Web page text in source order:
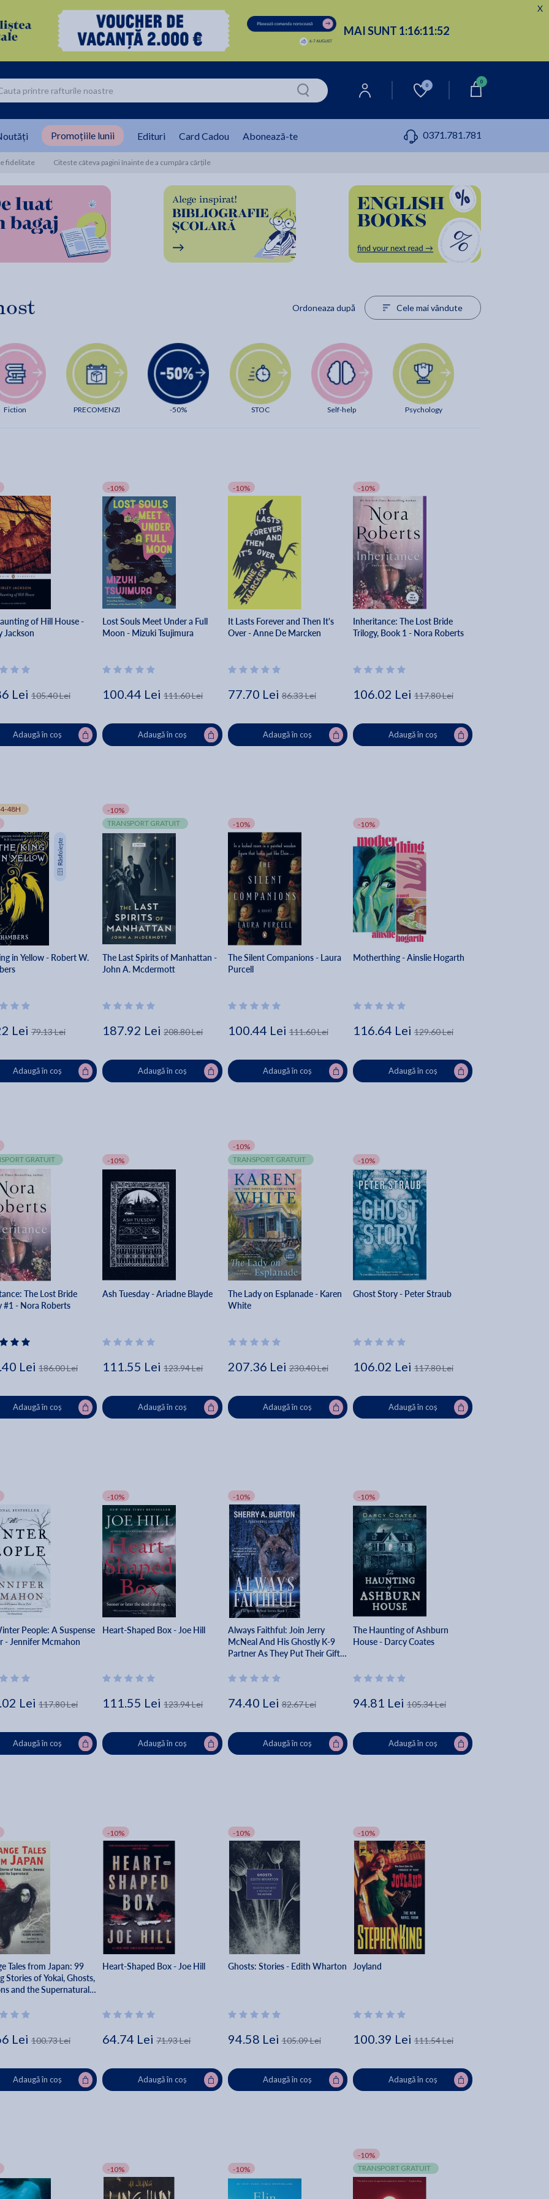
MAI SUNT 1:16:11:51
X
0
0
Promoțiile lunii Edituri Card Cadou Abonează-te 0371.781.781
fidelitate Citeste câteva pagini înainte de a cumpăra cărțile
Ordoneaza după Cele mai vândute
Fiction PRECOMENZI -50% STOC Self-help Psychology
of Hill House -
Jackson
Lei 105.40 Lei
Adaugă în coș
-10%
Lost Souls Meet Under a Full
Moon - Mizuki Tsujimura
100.44 Lei 111.60 Lei
Adaugă în coș
-10%
It Lasts Forever and Then It's
Over - Anne De Marcken
77.70 Lei 86.33 Lei
Adaugă în coș
-10%
Inheritance: The Lost Bride
Trilogy, Book 1 - Nora Roberts
106.02 Lei 117.80 Lei
Adaugă în coș
48H
in Yellow - Robert W.
Lei 79.13 Lei
Adaugă în coș
-10%
TRANSPORT GRATUIT
The Last Spirits of Manhattan -
John A. Mcdermott
187.92 Lei 208.80 Lei
Adaugă în coș
-10%
The Silent Companions - Laura
Purcell
100.44 Lei 111.60 Lei
Adaugă în coș
-10%
Motherthing - Ainslie Hogarth
116.64 Lei 129.60 Lei
Adaugă în coș
GRATUIT
The Lost Bride
#1 - Nora Roberts
Lei 186.00 Lei
Adaugă în coș
-10%
Ash Tuesday - Ariadne Blayde
111.55 Lei 123.94 Lei
Adaugă în coș
-10%
TRANSPORT GRATUIT
The Lady on Esplanade - Karen
White
207.36 Lei 230.40 Lei
Adaugă în coș
-10%
Ghost Story - Peter Straub
106.02 Lei 117.80 Lei
Adaugă în coș
People: A Suspense
- Jennifer Mcmahon
Lei 117.80 Lei
Adaugă în coș
-10%
Heart-Shaped Box - Joe Hill
111.55 Lei 123.94 Lei
Adaugă în coș
-10%
Always Faithful: Join Jerry
McNeal And His Ghostly K-9
Partner As They Put Their Gifts
74.40 Lei 82.67 Lei
Adaugă în coș
-10%
The Haunting of Ashburn
House - Darcy Coates
94.81 Lei 105.34 Lei
Adaugă în coș
Tales from Japan: 99
Stories of Yokai, Ghosts,
and the Supernatural -
Lei 100.73 Lei
Adaugă în coș
-10%
Heart-Shaped Box - Joe Hill
64.74 Lei 71.93 Lei
Adaugă în coș
-10%
Ghosts: Stories - Edith Wharton
94.58 Lei 105.09 Lei
Adaugă în coș
-10%
Joyland
100.39 Lei 111.54 Lei
Adaugă în coș
-10% -10%
-10%
TRANSPORT GRATUIT